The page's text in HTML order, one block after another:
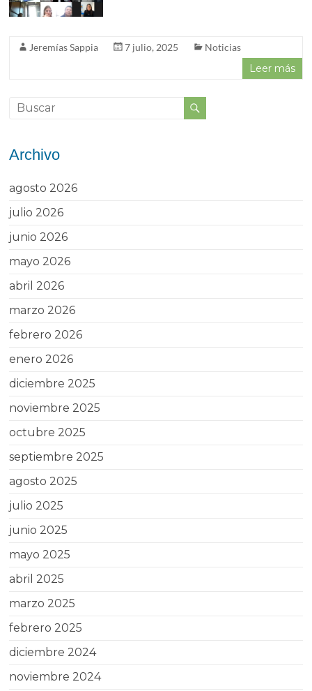
Jeremías Sappia 7 julio, 2025 Noticias
Leer más
Archivo
agosto 2026
julio 2026
junio 2026
mayo 2026
abril 2026
marzo 2026
febrero 2026
enero 2026
diciembre 2025
noviembre 2025
octubre 2025
septiembre 2025
agosto 2025
julio 2025
junio 2025
mayo 2025
abril 2025
marzo 2025
febrero 2025
diciembre 2024
noviembre 2024